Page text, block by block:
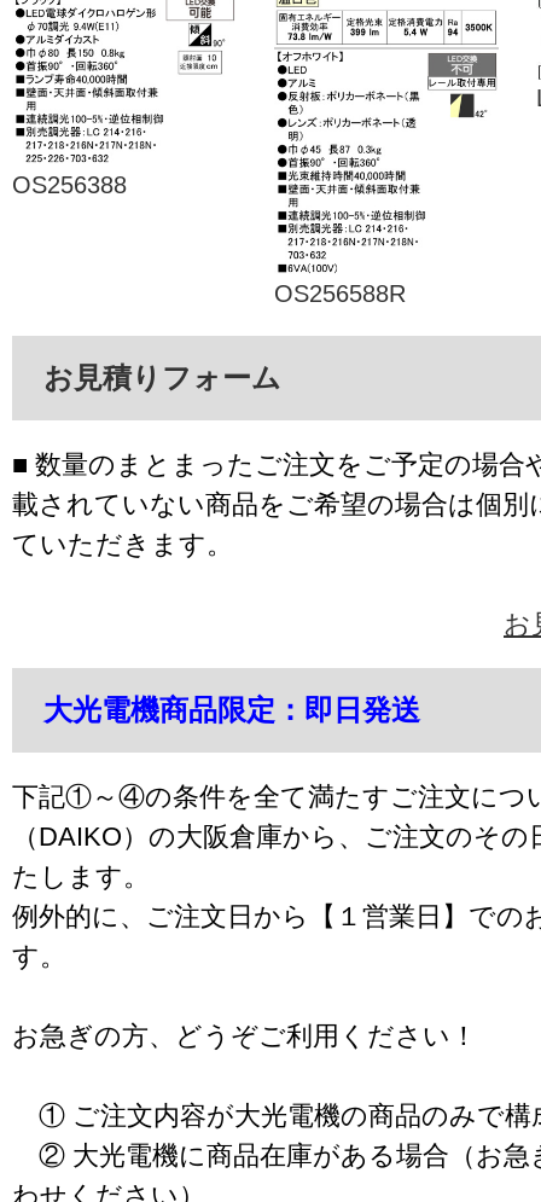
OS256388
OS256588R
お見積りフォーム
■ 数量のまとまったご注文をご予定の場合
載されていない商品をご希望の場合は個別
ていただきます。
お
大光電機商品限定：即日発送
下記①～④の条件を全て満たすご注文につ
（DAIKO）の大阪倉庫から、ご注文のそ
たします。
例外的に、ご注文日から【１営業日】での
す。
お急ぎの方、どうぞご利用ください！
① ご注文内容が大光電機の商品のみで構
② 大光電機に商品在庫がある場合（お急
わせください）